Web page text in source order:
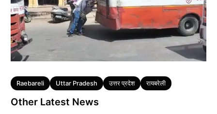
Tags
Raebareli Uttar Pradesh उत्तर प्रदेश रायबरेली
Other Latest News